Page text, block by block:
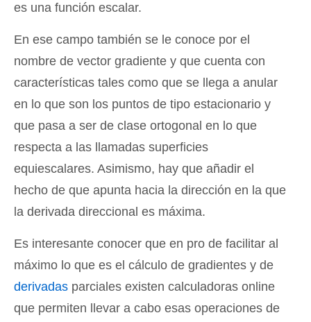
es una función escalar.
En ese campo también se le conoce por el
nombre de vector gradiente y que cuenta con
características tales como que se llega a anular
en lo que son los puntos de tipo estacionario y
que pasa a ser de clase ortogonal en lo que
respecta a las llamadas superficies
equiescalares. Asimismo, hay que añadir el
hecho de que apunta hacia la dirección en la que
la derivada direccional es máxima.
Es interesante conocer que en pro de facilitar al
máximo lo que es el cálculo de gradientes y de
derivadas parciales existen calculadoras online
que permiten llevar a cabo esas operaciones de